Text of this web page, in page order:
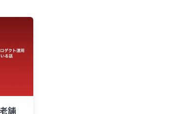
舗